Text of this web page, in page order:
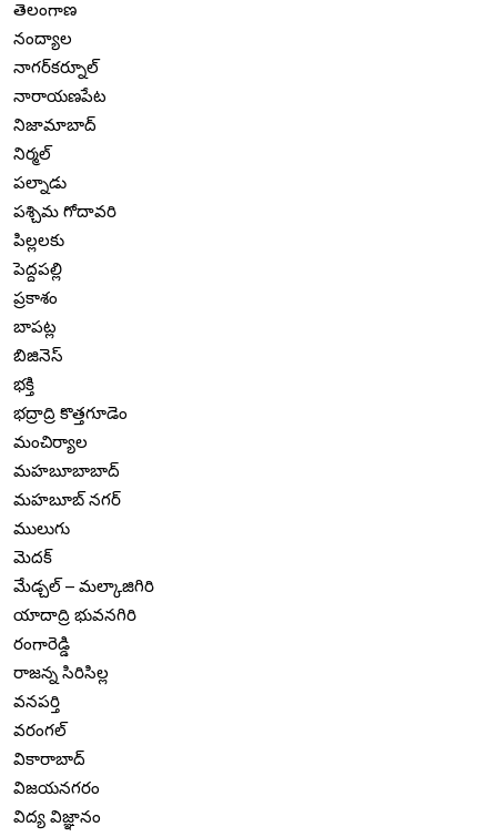
తెలంగాణ
నంద్యాల
నాగర్‌కర్నూల్
నారాయణపేట
నిజామాబాద్
నిర్మల్
పల్నాడు
పశ్చిమ గోదావరి
పిల్లలకు
పెద్దపల్లి
ప్రకాశం
బాపట్ల
బిజినెస్
భక్తి
భద్రాద్రి కొత్తగూడెం
మంచిర్యాల
మహబూబాబాద్
మహబూబ్ నగర్
ములుగు
మెదక్
మేడ్చల్ – మల్కాజిగిరి
యాదాద్రి భువనగిరి
రంగారెడ్డి
రాజన్న సిరిసిల్ల
వనపర్తి
వరంగల్
వికారాబాద్
విజయనగరం
విద్య విజ్ఞానం